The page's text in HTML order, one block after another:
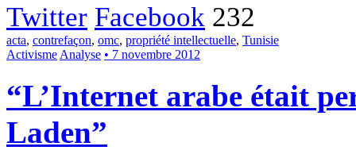
Twitter Facebook 232
acta, contrefaçon, omc, propriété intellectuelle, Tunisie
ActivismeAnalyse • 7 novembre 2012
“L’Internet arabe était
Laden”